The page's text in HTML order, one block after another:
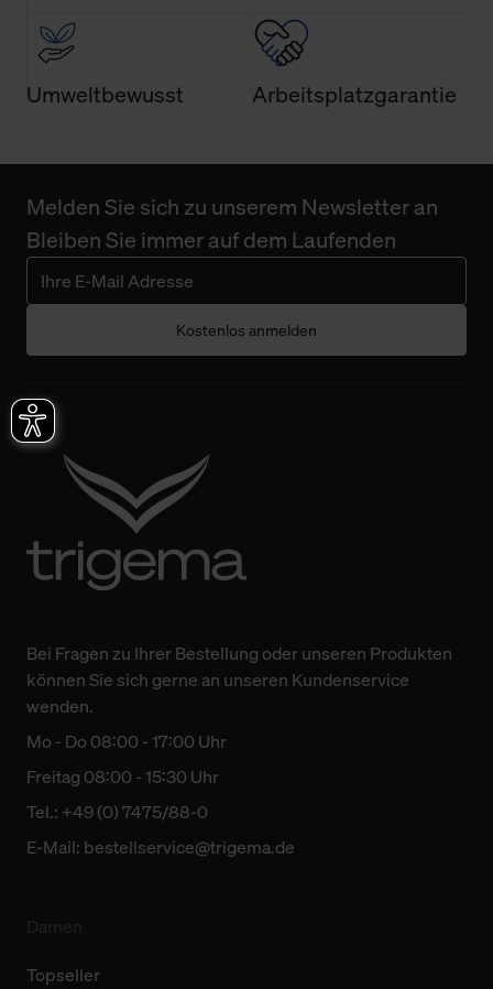
Umweltbewusst Arbeitsplatzgarantie
Melden Sie sich zu unserem Newsletter an
Bleiben Sie immer auf dem Laufenden
Kostenlos anmelden
Bei Fragen zu Ihrer Bestellung oder unseren Produkten
können Sie sich gerne an unseren Kundenservice
wenden.
Mo - Do 08:00 - 17:00 Uhr
Freitag 08:00 - 15:30 Uhr
Tel.: +49 (0) 7475/88-0
E-Mail: bestellservice@trigema.de
Topseller